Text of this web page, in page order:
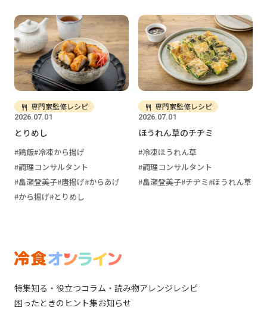
2026.07.01
専門家監修レシピ
とりめし
鶏飯 冷凍から揚げ
調理コンサルタント
畠瀬登美子 唐揚げ からあげ
から揚げ とりめし
2026.07.01
専門家監修レシピ
ほうれん草のチヂミ
冷凍ほうれん草
調理コンサルタント
畠瀬登美子 チヂミ ほうれん草
特集知る・役立つコラム・読み物アレンジレシピ
困ったときのヒント集お知らせ